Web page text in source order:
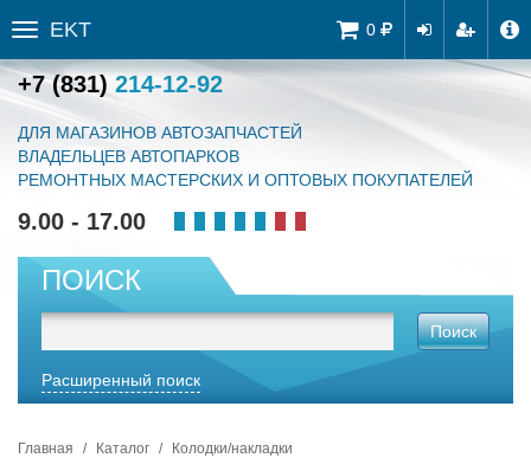
0
Toggle
sidebar
EKT
+7 (831) 214-12-92
ДЛЯ МАГАЗИНОВ АВТОЗАПЧАСТЕЙ
ВЛАДЕЛЬЦЕВ АВТОПАРКОВ
РЕМОНТНЫХ МАСТЕРСКИХ И ОПТОВЫХ ПОКУПАТЕЛЕЙ
9.00 - 17.00
ПОИСК
Поиск
Расширенный поиск
Главная Каталог Колодки/накладки